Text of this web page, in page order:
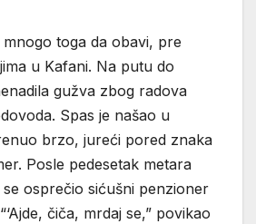
mnogo toga da obavi, pre
u Kafani. Na putu do
gužva zbog radova
Spas je našao u
brzo, jureći pored znaka
Posle pedesetak metara
osprečio sićušni penzioner
čiča, mrdaj se,” povikao